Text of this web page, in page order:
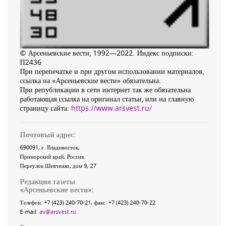
© Арсеньевские вести, 1992—2022. Индекс подписки:
П2436
При перепечатке и при другом использовании материалов,
ссылка на «Арсеньевские вести» обязательна.
При републикации в сети интернет так же обязательна
работающая ссылка на оригинал статьи, или на главную
страницу сайта: https://www.arsvest.ru/
Почтовый адрес:
690091, г. Владивосток,
Приморский край, Россия
Переулок Шевченко, дом 9, 27
Редакция газеты
«Арсеньевские вести»:
Телефон: +7 (423) 240-70-21, факс: +7 (423) 240-70-22
E-mail: av@arsvest.ru